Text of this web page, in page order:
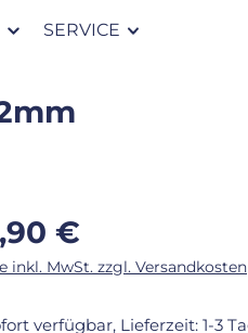
SERVICE
Preis:
€
inkl. MwSt. zzgl. Versandkosten
verfügbar, Lieferzeit: 1-3